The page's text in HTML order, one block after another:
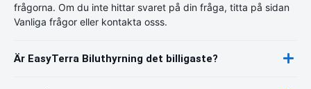
frågorna. Om du inte hittar svaret på din fråga, titta på sidan
Vanliga frågor eller kontakta osss.
Är EasyTerra Biluthyrning det billigaste?